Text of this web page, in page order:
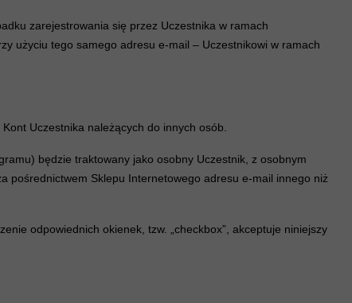
zarejestrowania się przez Uczestnika w ramach
użyciu tego samego adresu e-mail – Uczestnikowi w ramach
Uczestnika należących do innych osób.
będzie traktowany jako osobny Uczestnik, z osobnym
pośrednictwem Sklepu Internetowego adresu e-mail innego niż
odpowiednich okienek, tzw. „checkbox”, akceptuje niniejszy